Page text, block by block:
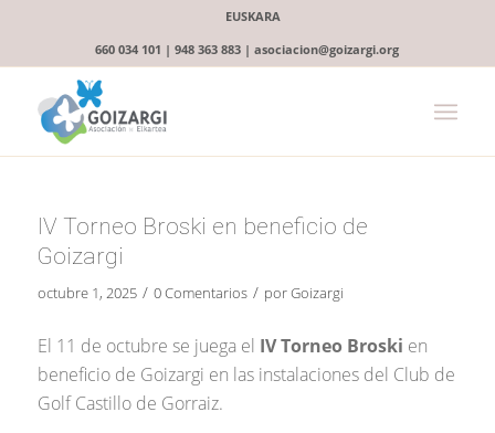
EUSKARA
660 034 101 | 948 363 883 | asociacion@goizargi.org
IV Torneo Broski en beneficio de
Goizargi
octubre 1, 2025 / 0 Comentarios / porGoizargi
El 11 de octubre se juega el IV Torneo Broski en
beneficio de Goizargi en las instalaciones del Club de
Golf Castillo de Gorraiz.